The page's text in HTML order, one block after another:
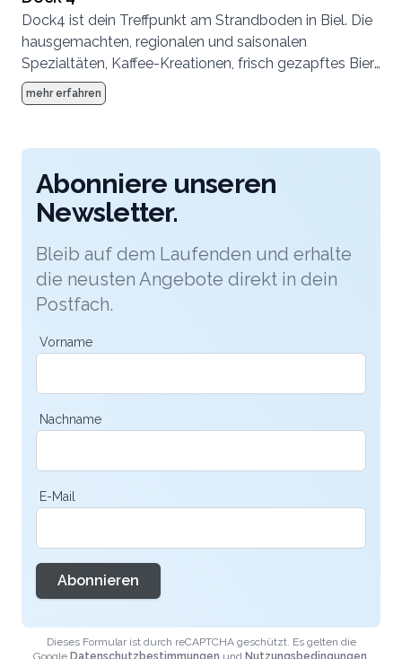
Dock4 ist dein Treffpunkt am Strandboden in Biel. Die
hausgemachten, regionalen und saisonalen
Spezialtäten, Kaffee-Kreationen, frisch gezapftes Bier
und Longdrinks laden zum Verweilen ein. Morgens,
mittags und abends. Lasse den Alltag hinter dir. Das
am Bielersee. Besuche uns.
mehr erfahren
Abonniere unseren
Newsletter.
Bleib auf dem Laufenden und erhalte
die neusten Angebote direkt in dein
Postfach.
Vorname
Nachname
E-Mail
Abonnieren
Dieses Formular ist durch reCAPTCHA geschützt. Es gelten die